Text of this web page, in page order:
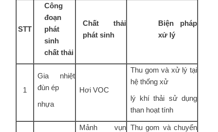
STT
Công
đoạn
phát
sinh
chất thải
Chất thải
phát sinh
Biện pháp
xử lý
1
Gia nhiệt
đùn ép
nhựa
Hơi VOC
Thu gom và xử lý tại
hệ thống xử
lý khí thải sử dụng
than hoạt tính
Mảnh vụn Thu gom và chuyển